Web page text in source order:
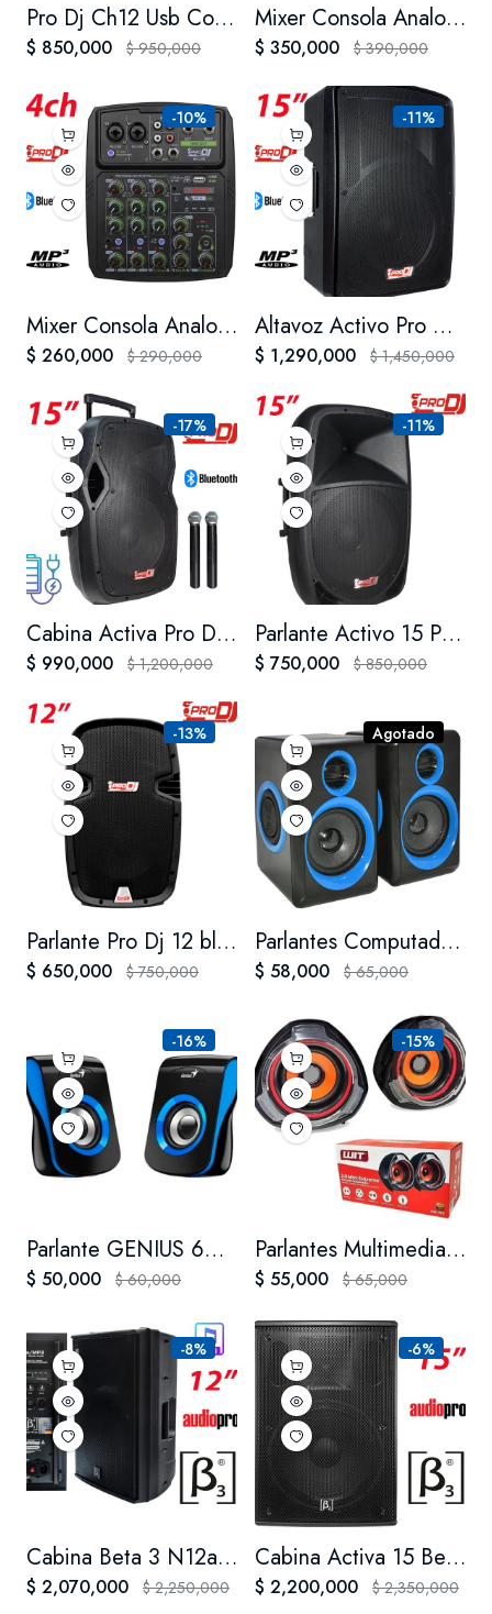
Pro Dj Ch12 Usb Consola Pasiva Mezclador Bluetooth / Mixer
$ 850,000 $ 950,000
Mixer Consola Analoga Prodj B6l Interfaz Usb Grabacion
$ 350,000 $ 390,000
-10%
Mixer Consola Analoga Prodj B4l Interfaz Usb Grabacion
$ 260,000 $ 290,000
-11%
Altavoz Activo Pro Dj Psh15a-bt Cabina Activa 15 Psh15abt
$ 1,290,000 $ 1,450,000
-17%
Cabina Activa Pro Dj Ps15a-mp3b Recargable + 2 Micrófonos-fm
$ 990,000 $ 1,200,000
-11%
Parlante Activo 15 Pro Dj Pb15emp3 Usb/blue Cabina Activa 15
$ 750,000 $ 850,000
-13%
Parlante Pro Dj 12 bluetooth mp3 Cabina Activa De 12
$ 650,000 $ 750,000
Agotado
Parlantes Computador Usb Jaltech Super Bass
$ 58,000 $ 65,000
-16%
Parlante GENIUS 6W Ref: SP-Q180 Azul
$ 50,000 $ 60,000
-15%
Parlantes Multimedia Para Pc Wit Pm-310 Conexión Usb 3.5mm
$ 55,000 $ 65,000
-8%
Cabina Beta 3 N12a/mp3-ii Activa Mp3 12pg
$ 2,070,000 $ 2,250,000
-6%
Cabina Activa 15 Beta Three N15a 400w Beta 3 N15a N-15a Prof
$ 2,200,000 $ 2,350,000